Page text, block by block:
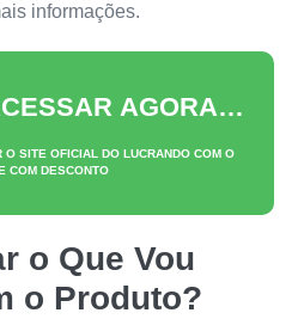
informações.
AGORA…
O SITE OFICIAL DO LUCRANDO COM O
COM DESCONTO
o Que Vou
o Produto?